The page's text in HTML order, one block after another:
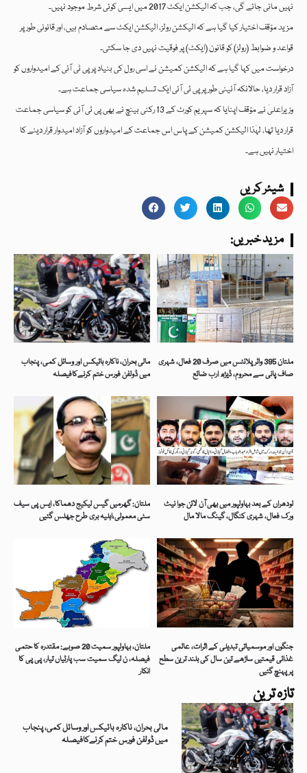
تازہ ترین
مالی بحران، ناکارہ بائیکس اور وسائل کمی، پنجاب
میں ڈولفن فورس ختم کرنےکافیصلہ
نہیں مانی جائے گی، جب کہ الیکشن ایکٹ 2017 میں ایسی کوئی شرط موجود نہیں۔
مزید مؤقف اختیار کیا گیا ہے کہ الیکشن رولز، الیکشن ایکٹ سے متصادم ہیں، اور قانونی طور پر
قواعد و ضوابط (رولز) کو قانون (ایکٹ) پر فوقیت نہیں دی جا سکتی۔
درخواست میں کہا گیا ہے کہ الیکشن کمیشن نے اسی رول کی بنیاد پر پی ٹی آئی کے امیدواروں کو
آزاد قرار دیا، حالانکہ آئینی طور پر پی ٹی آئی ایک تسلیم شدہ سیاسی جماعت ہے۔
وزیراعلیٰ نے مؤقف اپنایا کہ سپریم کورٹ کے 13 رکنی بینچ نے بھی پی ٹی آئی کو سیاسی جماعت
قرار دیا تھا، لہٰذا الیکشن کمیشن کے پاس اس جماعت کے امیدواروں کو آزاد امیدوار قرار دینے کا
اختیار نہیں ہے۔
شیئر کریں
:مزید خبریں
مالی بحران، ناکارہ بائیکس اور وسائل کمی، پنجاب
میں ڈولفن فورس ختم کرنےکافیصلہ
ملتان 395 واٹر پلانٹس میں صرف 20 فعال، شہری
صاف پانی سے محروم، ڈیڑھ ارب ضائع
ملتان: گھرمیں گیس لیکیج دھماکا، ایس پی سیف
سٹی معمولی،اہلیہ بری طرح جھلس گئیں
لودھراں کے بعد بہاولپور میں بھی آن لائن جوا نیٹ
ورک فعال، شہری کنگال، گینگ مالا مال
ملتان، بہاولپور سمیت 20 صوبے: مقتدرہ کا حتمی
فیصلہ، ن لیگ سمیت سب پارٹیاں تیار، پی پی کا
انکار
جنگوں اور موسمیاتی تبدیلی کے اثرات، عالمی
غذائی قیمتیں ساڑھے تین سال کی بلند ترین سطح
پر پہنچ گئیں